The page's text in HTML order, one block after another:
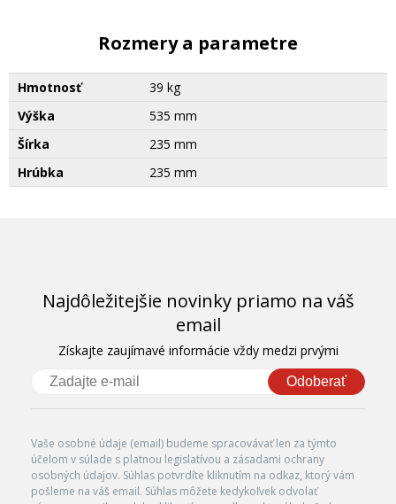
Rozmery a parametre
Hmotnosť
39 kg
Výška
535 mm
Šírka
235 mm
Hrúbka
235 mm
Najdôležitejšie novinky priamo na váš
email
Získajte zaujímavé informácie vždy medzi prvými
Odoberať
Vaše osobné údaje (email) budeme spracovávať len za týmto
účelom v súlade s platnou legislatívou a zásadami ochrany
osobných údajov. Súhlas potvrdíte kliknutím na odkaz, ktorý vám
pošleme na váš email. Súhlas môžete kedykoľvek odvolať